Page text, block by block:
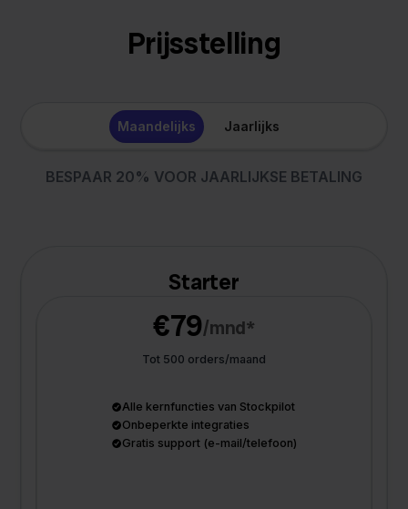
Prijsstelling
Maandelijks Jaarlijks
BESPAAR 20% VOOR JAARLIJKSE BETALING
Starter
€79/mnd*
Tot 500 orders/maand
Alle kernfuncties van Stockpilot
Onbeperkte integraties
Gratis support (e-mail/telefoon)